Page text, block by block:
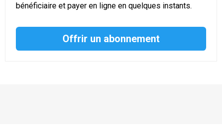
bénéficiaire et payer en ligne en quelques instants.
Offrir un abonnement